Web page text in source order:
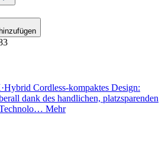
Cordless-kompaktes Design:
dank des handlichen, platzsparenden
Mehr